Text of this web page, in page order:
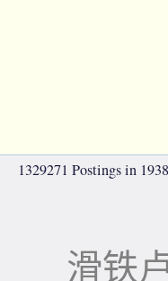
1329271 Postings in
滑铁